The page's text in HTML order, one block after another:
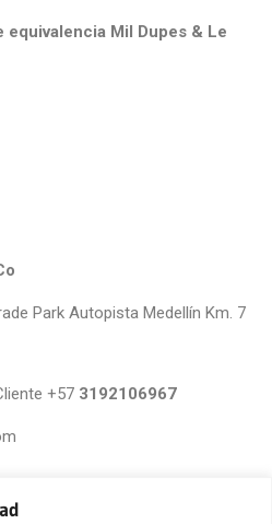
Mil Dupes & Le
Park Autopista Medellín Km. 7
+57 3192106967